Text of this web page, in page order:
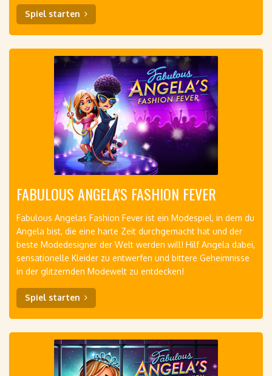
Spiel starten
FABULOUS ANGELA'S FASHION FEVER
Fabulous Angelas Fashion Fever ist ein Modespiel, in dem du
Angela bist, die eine harte Zeit durchgemacht hat und der
beste Modedesigner der Welt werden will! Hilf Angela dabei,
sensationelle Kleider zu entwerfen und bittere Geheimnisse
in der glitzernden Modewelt zu entdecken!
Spiel starten